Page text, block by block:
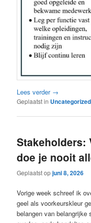
Lees verder →
Geplaatst in Uncategorized
Stakeholders:
doe je nooit
Geplaatst opjuni 8, 2026
Vorige week schreef ik
geel als voorkeurskleur
belangen van belangrijke